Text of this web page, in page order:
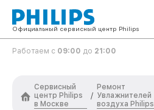
Официальный сервисный центр Philips
Работаем с 09:00 до 21:00
Сервисный
центр Philips
в Москве
/
Ремонт
Увлажнителей
воздуха Philips